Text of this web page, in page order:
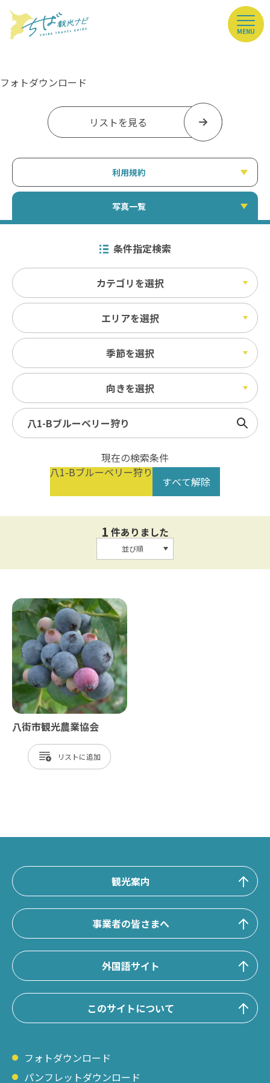
MENU
フォトダウンロード
リストを見る
利用規約
写真一覧
条件指定検索
カテゴリを選択
エリアを選択
季節を選択
向きを選択
検索
現在の検索条件
八1-Bブルーベリー狩り
すべて解除
1 件ありました
並び順
八街市観光農業協会
リスト
観光案内
事業者の皆さまへ
外国語サイト
このサイトについて
フォトダウンロード
パンフレットダウンロード